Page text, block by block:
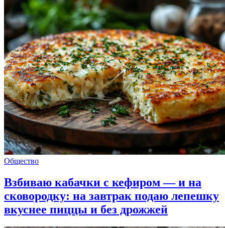
Общество
Взбиваю кабачки с кефиром — и на
сковородку: на завтрак подаю лепешку
вкуснее пиццы и без дрожжей